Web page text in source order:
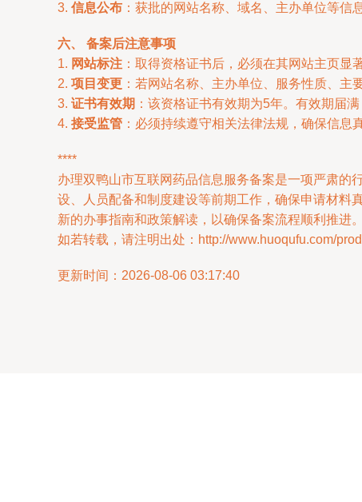
3. 信息公布 ：获批的网站名称、域名、主办单位等信
六、 备案后注意事项
1. 网站标注 ：取得资格证书后，必须在其网站主页显
2. 项目变更 ：若网站名称、主办单位、服务性质、主
3. 证书有效期 ：该资格证书有效期为5年。有效期届
4. 接受监管 ：必须持续遵守相关法律法规，确保信息
****
办理双鸭山市互联网药品信息服务备案是一项严肃的
设、人员配备和制度建设等前期工作，确保申请材料
新的办事指南和政策解读，以确保备案流程顺利推进。
如若转载，请注明出处：http://www.huoqufu.com/
更新时间：2026-08-06 03:17:40